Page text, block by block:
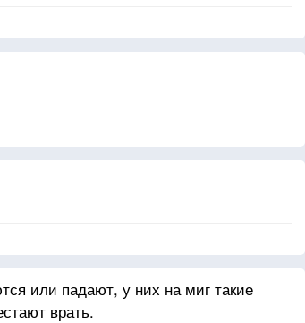
или падают, у них на миг такие
врать.